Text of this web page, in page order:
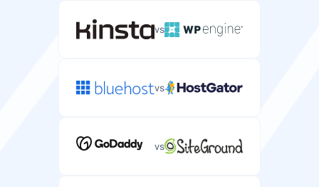
不限 不限
您可以试用服务器主机并获得全额退款的天数。
vs
vs
vs